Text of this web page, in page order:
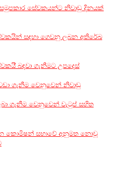
සේවකයන්ට නිවාඩු දිනයක්
සඳහා ගෙවනු ලබන අතිරේඛ
බඳවා ගැනීමට උපදෙස්
ගැනීම වෙනුවෙන් නිවාඩු
ගැනීම වෙනුවෙන් වැටුප් සහිත
යන කොමිෂන් සභාවේ අනුමත නොවූ